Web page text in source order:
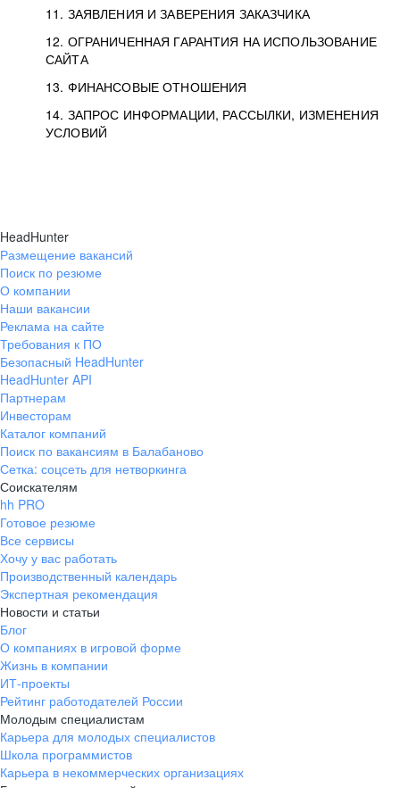
11. ЗАЯВЛЕНИЯ И ЗАВЕРЕНИЯ ЗАКАЗЧИКА
12. ОГРАНИЧЕННАЯ ГАРАНТИЯ НА ИСПОЛЬЗОВАНИЕ
САЙТА
13. ФИНАНСОВЫЕ ОТНОШЕНИЯ
14. ЗАПРОС ИНФОРМАЦИИ, РАССЫЛКИ, ИЗМЕНЕНИЯ
УСЛОВИЙ
HeadHunter
Размещение вакансий
Поиск по резюме
О компании
Наши вакансии
Реклама на сайте
Требования к ПО
Безопасный HeadHunter
HeadHunter API
Партнерам
Инвесторам
Каталог компаний
Поиск по вакансиям в Балабаново
Сетка: соцсеть для нетворкинга
Соискателям
hh PRO
Готовое резюме
Все сервисы
Хочу у вас работать
Производственный календарь
Экспертная рекомендация
Новости и статьи
Блог
О компаниях в игровой форме
Жизнь в компании
ИТ-проекты
Рейтинг работодателей России
Молодым специалистам
Карьера для молодых специалистов
Школа программистов
Карьера в некоммерческих организациях